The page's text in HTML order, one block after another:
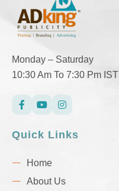
Monday – Saturday
10:30 Am To 7:30 Pm IST
Quick Links
Home
About Us